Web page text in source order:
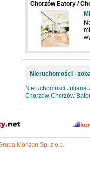
Chorzów Batory /
Niemcewicza
Nieruchomości -
Nieruchomości Juliana
Chorzów Chorzów
Morizon Sp. z o.o.